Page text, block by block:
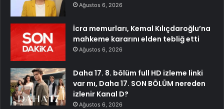
Ağustos 6, 2026
İcra memurları, Kemal Kılıçdaroğlu’na
mahkeme kararını elden tebliğ etti
Ağustos 6, 2026
Daha 17. 8. bölüm full HD izleme linki
var mı, Daha 17. SON BÖLÜM nereden
izlenir Kanal D?
Ağustos 6, 2026